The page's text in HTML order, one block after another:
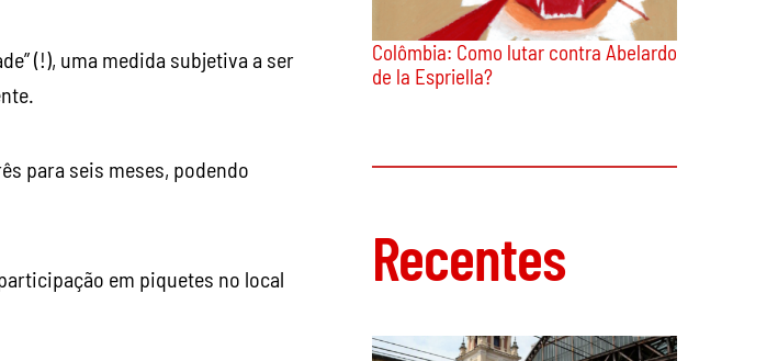
(!), uma medida subjetiva a ser
para seis meses, podendo
em piquetes no local
de la Espriella?